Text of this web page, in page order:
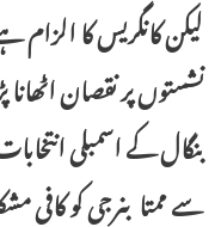
نشستوں پر نقصان
بنگال کے اسمبلی
سے ممتا بنرجی کو کافی